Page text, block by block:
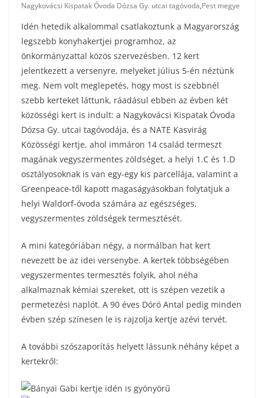
Nagykovácsi Kispatak Óvoda Dózsa Gy. utcai tagóvoda,Pest megye
Idén hetedik alkalommal csatlakoztunk a Magyarország
legszebb konyhakertjei programhoz, az
önkormányzattal közös szervezésben. 12 kert
jelentkezett a versenyre, melyeket július 5-én néztünk
meg. Nem volt meglepetés, hogy most is szebbnél
szebb kerteket láttunk, ráadásul ebben az évben két
közösségi kert is indult: a Nagykovácsi Kispatak Óvoda
Dózsa Gy. utcai tagóvodája, és a NATE Kasvirág
Közösségi kertje, ahol immáron 14 család termeszt
magának vegyszermentes zöldséget, a helyi 1.C és 1.D
osztályosoknak is van egy-egy kis parcellája, valamint a
Greenpeace-től kapott magaságyásokban folytatjuk a
helyi Waldorf-óvoda számára az egészséges,
vegyszermentes zöldségek termesztését.
A mini kategóriában négy, a normálban hat kert
nevezett be az idei versenybe. A kertek többségében
vegyszermentes termesztés folyik, ahol néha
alkalmaznak kémiai szereket, ott is szépen vezetik a
permetezési naplót. A 90 éves Dóró Antal pedig minden
évben szép színesen le is rajzolja kertje azévi tervét.
A további szószaporítás helyett lássunk néhány képet a
kertekről: